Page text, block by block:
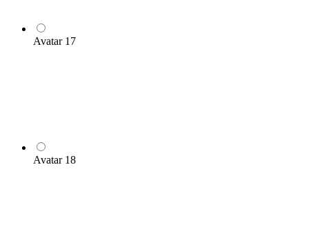
Avatar 17
Avatar 18